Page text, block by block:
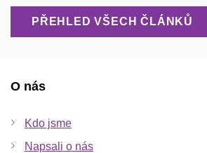
PŘEHLED VŠECH ČLÁNKŮ
O nás
Kdo jsme
Napsali o nás